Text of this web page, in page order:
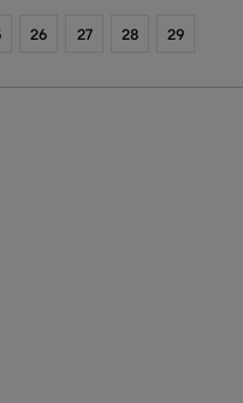
26 27 28 29